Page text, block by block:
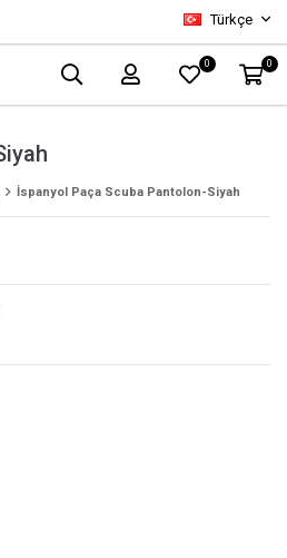
Türkçe
0 0
İspanyol Paça Scuba Pantolon-Siyah